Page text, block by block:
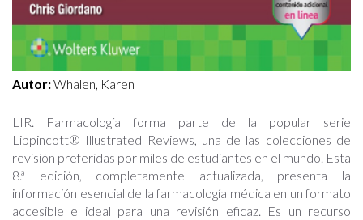
Autor:Whalen, Karen
LIR. Farmacología forma parte de la popular serie
Lippincott® Illustrated Reviews, una de las colecciones de
revisión preferidas por miles de estudiantes en el mundo. Esta
8.ª edición, completamente actualizada, presenta la
información esencial de la farmacología médica en un formato
accesible e ideal para una revisión eficaz. Es un recurso